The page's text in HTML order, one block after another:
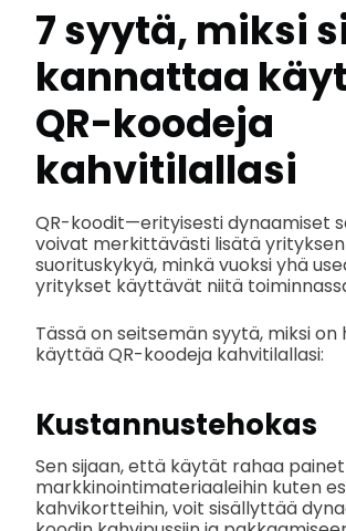
7 syytä, miksi
kannattaa
QR-koodeja
kahvitilallasi
QR-koodit—erityisesti dynaamiset
voivat merkittävästi lisätä
suorituskykyä, minkä vuoksi yhä
yritykset käyttävät niitä
Tässä on seitsemän syytä, miksi on
käyttää QR-koodeja kahvitilallasi:
Kustannustehokas
Sen sijaan, että käytät rahaa
markkinointimateriaaleihin kuten
kahvikortteihin, voit sisällyttää